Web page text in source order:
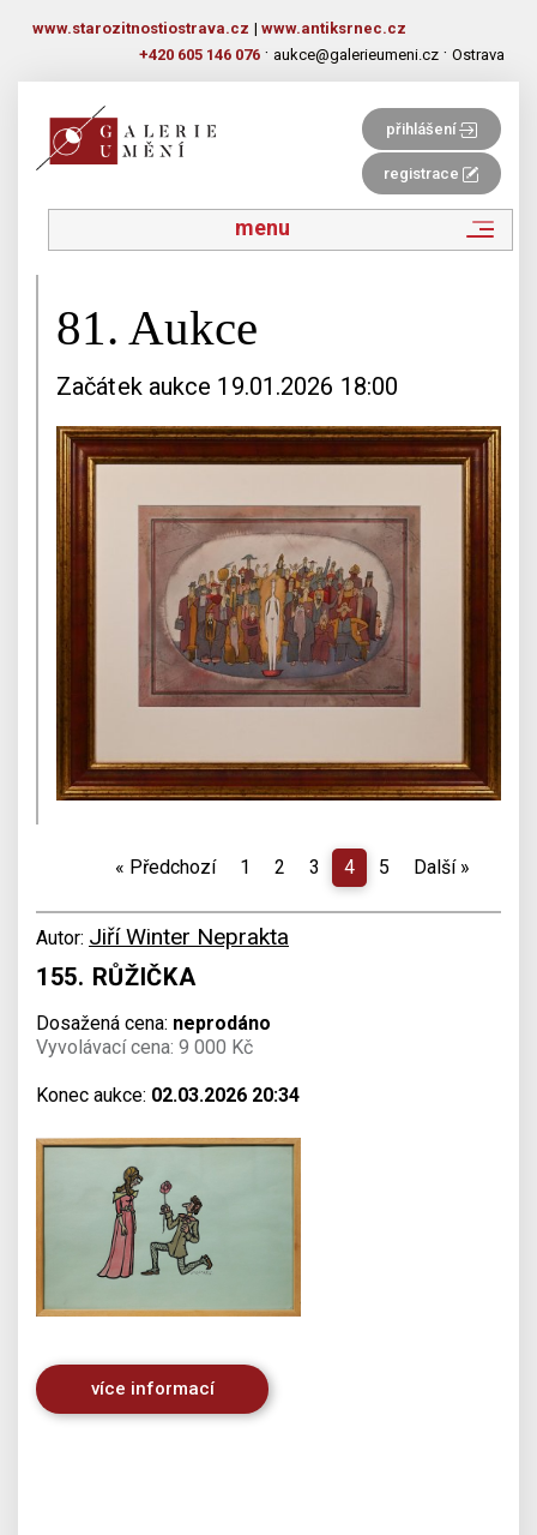
www.starozitnostiostrava.cz | www.antiksrnec.cz
+420 605 146 076 · aukce@galerieumeni.cz · Ostrava
přihlášení
registrace
menu
81. Aukce
Začátek aukce 19.01.2026 18:00
« Předchozí 1 2 3 4 5 Další »
Autor: Jiří Winter Neprakta
155. RŮŽIČKA
Dosažená cena: neprodáno
Vyvolávací cena: 9 000 Kč
Konec aukce: 02.03.2026 20:34
více informací